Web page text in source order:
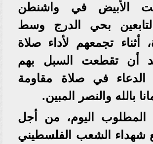
الأبيض في واشنطن
بحي الدرج وسط
أثناء تجمعهم لأداء صلاة
أن تقطعت السبل بهم
في صلاة مقاومة
بالله والنصر المبين.
المطلوب اليوم، من أجل
شهداء الشعب الفلسطيني